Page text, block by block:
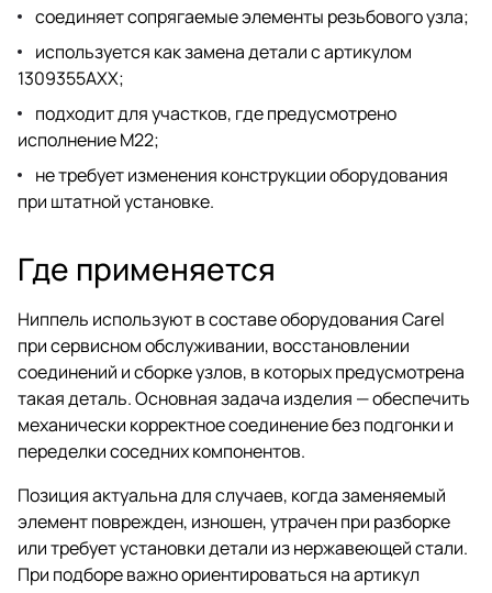
соединяет сопрягаемые элементы резьбового узла;
используется как замена детали с артикулом
1309355AXX;
подходит для участков, где предусмотрено
исполнение М22;
не требует изменения конструкции оборудования
при штатной установке.
Где применяется
Ниппель используют в составе оборудования Carel
при сервисном обслуживании, восстановлении
соединений и сборке узлов, в которых предусмотрена
такая деталь. Основная задача изделия — обеспечить
механически корректное соединение без подгонки и
переделки соседних компонентов.
Позиция актуальна для случаев, когда заменяемый
элемент поврежден, изношен, утрачен при разборке
или требует установки детали из нержавеющей стали.
При подборе важно ориентироваться на артикул